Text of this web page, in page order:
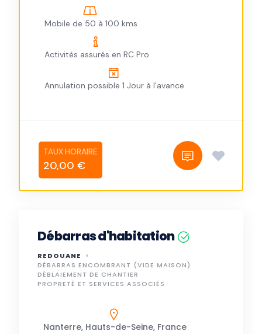
Mobile de 50 à 100 kms
Activités assurés en RC Pro
Annulation possible 1 Jour à l'avance
20,00 €
Débarras d'habitation
REDOUANE
DÉBARRAS ENCOMBRANT (VIDE MAISON)
DÉBLAIEMENT DE CHANTIER
PROPRETÉ ET SERVICES ASSOCIÉS
Nanterre, Hauts-de-Seine, France